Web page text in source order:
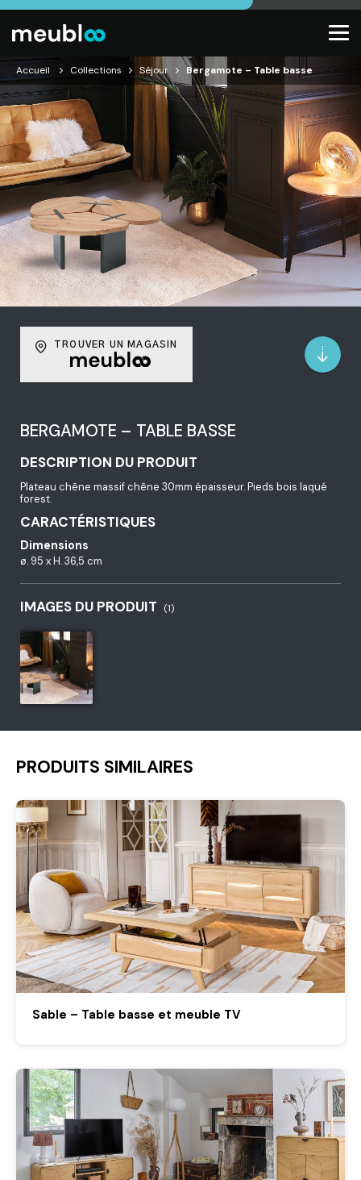
Accueil Collections Séjour Bergamote – Table basse
TROUVER UN MAGASIN
BERGAMOTE – TABLE BASSE
DESCRIPTION DU PRODUIT
Plateau chêne massif chêne 30mm épaisseur. Pieds bois laqué
forest.
CARACTÉRISTIQUES
Dimensions
ø. 95 x H. 36,5 cm
IMAGES DU PRODUIT (1)
PRODUITS SIMILAIRES
Sable – Table basse et meuble TV